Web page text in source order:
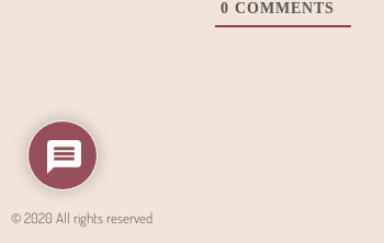
0 COMMENTS
© 2020 All rights reserved